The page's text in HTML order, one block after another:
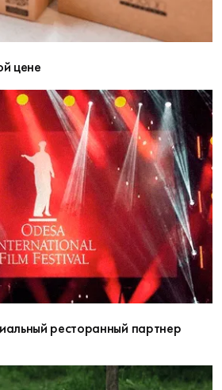
цене
ресторанный партнер